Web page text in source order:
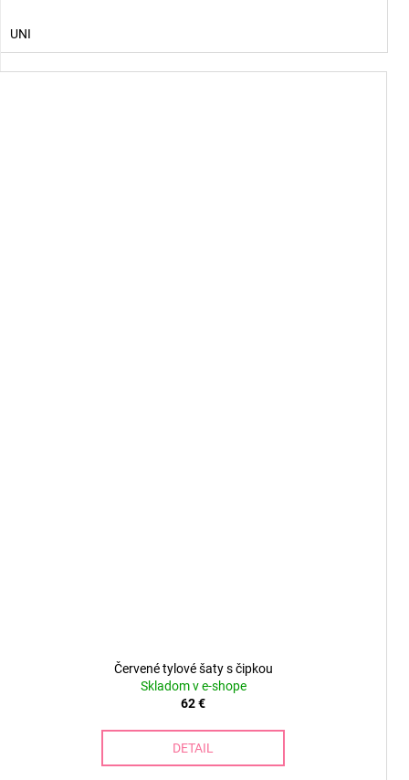
UNI
Červené tylové šaty s čipkou
Skladom v e-shope
62 €
DETAIL